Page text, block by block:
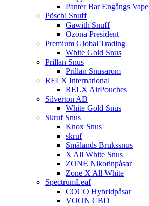
Panter Bar Engångs Vape
Pöschl Snuff
Gawith Snuff
Ozona President
Premium Global Trading
White Gold Snus
Prillan Snus
Prillan Snusarom
RELX International
RELX AirPouches
Silverton AB
White Gold Snus
Skruf Snus
Knox Snus
skruf
Smålands Brukssnus
X All White Snus
ZONE Nikotinpåsar
Zone X All White
SpectrumLeaf
COCO Hybridpåsar
VOON CBD